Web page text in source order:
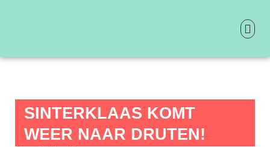
SINTERKLAAS KOMT
WEER NAAR DRUTEN!